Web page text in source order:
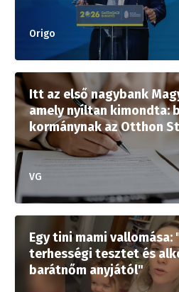
Origo
Itt az első nagybank
amely nyíltan kimondta:
kormánynak az Otthon
VG
Egy tini mami vallomása:
terhességi tesztet és
barátnőm anyjától"